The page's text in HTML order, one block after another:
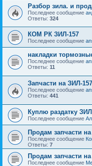
Разбор зила. и
Последнее сообщение
Ответы: 324
КОМ РК ЗИЛ-157
Последнее сообщение
накладки
Последнее сообщение
Ответы: 11
Запчасти на ЗИЛ-
Последнее сообщение
Ответы: 441
Куплю раздатку
Последнее сообщение
Продам запчасти
Последнее сообщение
Ответы: 7
Продам запчасти
Последнее сообщение